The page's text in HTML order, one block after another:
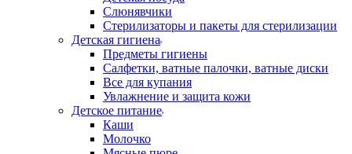
Слюнявчики
Стерилизаторы и пакеты для стерилизации
Детская гигиена
Предметы гигиены
Салфетки, ватные палочки, ватные диски
Все для купания
Увлажнение и защита кожи
Детское питание
Каши
Молочко